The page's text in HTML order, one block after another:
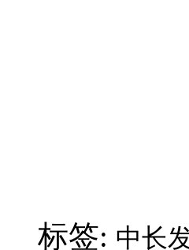
标签: 中长